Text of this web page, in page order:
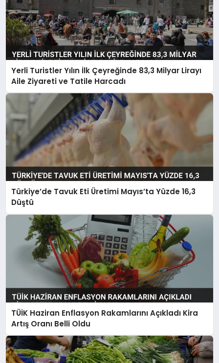
EĞITIM
EKONOMI
MAGAZIN
SAĞLIK
SIYASET
SPOR
Yerli Turistler Yılın İlk Çeyreğinde 83,3 Milyar Lirayı
Aile Ziyareti ve Tatile Harcadı
Türkiye’de Tavuk Eti Üretimi Mayıs’ta Yüzde 16,3
Düştü
TÜİK Haziran Enflasyon Rakamlarını Açıkladı Kira
Artış Oranı Belli Oldu